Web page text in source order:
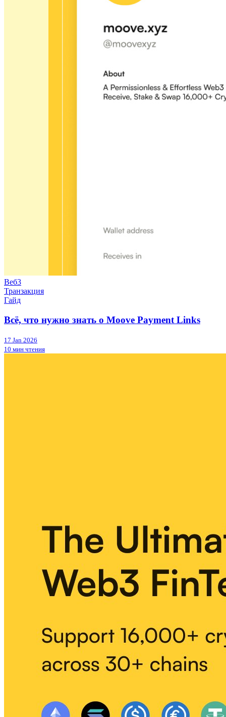
Веб3
Транзакция
Гайд
Всё, что нужно знать о Moove Payment Links
17 Jan 2026
10 мин чтения